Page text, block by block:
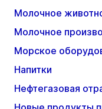
Молочное
Молочное
Морское
Напитки
Нефтегазовая